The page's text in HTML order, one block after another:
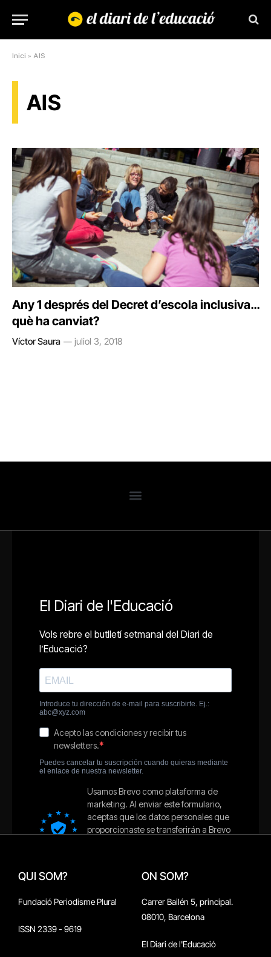
Inici » AIS
AIS
Any 1 després del Decret d’escola inclusiva…
què ha canviat?
Víctor Saura juliol 3, 2018
QUI SOM?
Fundació Periodisme Plural
ISSN 2339 - 9619
ON SOM?
Carrer Bailén 5, principal.
08010, Barcelona
El Diari de l'Educació